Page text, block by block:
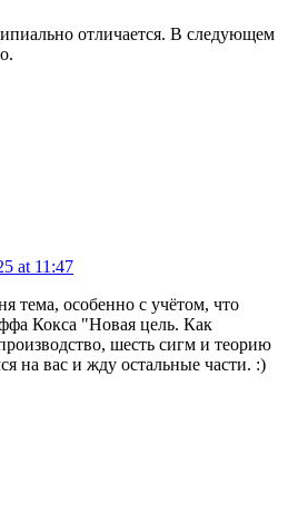
отличается. В следующем
at 11:47
тема, особенно с учётом, что
Кокса "Новая цель. Как
шесть сигм и теорию
на вас и жду остальные части. :)